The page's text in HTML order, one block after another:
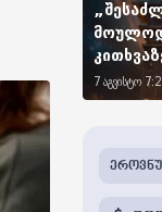
7 აგვისტო